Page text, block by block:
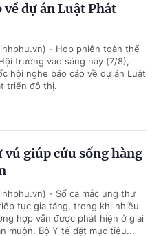
về dự án Luật Phát
- Họp phiên toàn thể
trường vào sáng nay (7/8),
hội nghe báo cáo về dự án Luật
triển đô thị.
giúp cứu sống hàng
- Số ca mắc ung thư
tục gia tăng, trong khi nhiều
hợp vẫn được phát hiện ở giai
muộn. Bộ Y tế đặt mục tiêu...